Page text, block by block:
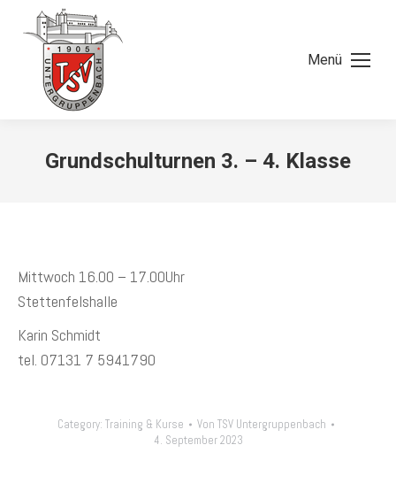
Menü
Grundschulturnen 3. – 4. Klasse
Mittwoch 16.00 – 17.00Uhr
Stettenfelshalle
Karin Schmidt
tel. 07131 7 5941790
Category: Training & Kurse Von TSV Untergruppenbach
4. September 2023